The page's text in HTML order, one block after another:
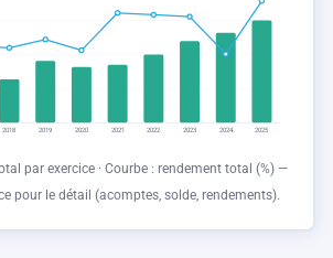
2018 2019 2020 2021 2022 2023 2024 2025
par exercice · Courbe : rendement total (%) —
pour le détail (acomptes, solde, rendements).